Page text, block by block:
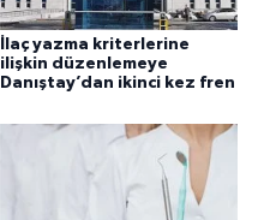
İlaç yazma kriterlerine
ilişkin düzenlemeye
Danıştay’dan ikinci kez fren